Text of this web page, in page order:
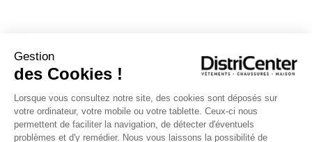
Gestion
des Cookies !
Lorsque vous consultez notre site, des cookies sont déposés sur
votre ordinateur, votre mobile ou votre tablette. Ceux-ci nous
permettent de faciliter la navigation, de détecter d'éventuels
problèmes et d'y remédier. Nous vous laissons la possibilité de
Vous cherchez un nouveau manteau ? Découvrez notre toute nouvelle collection de
manteaux et vestes pour homme grande taille ! Des doudounes homme grande taille
pièces sophistiquées, parfaitement adaptées à votre taille allant du 3XL jusqu'au 5XL
! Que vous souhaitez porter votre veste avec un jean pour un look classique ou votre
doudoune pour une activité extérieur avec un jogging c'est complétement possible sur
districenter.fr ! DistriCenter pense également à vous et vous propose une collection